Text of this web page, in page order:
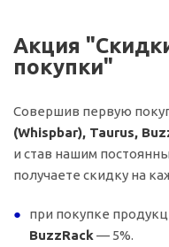
Акция
покупки"
Совершив первую
(Whispbar), Taurus,
и став нашим
получаете скидку на
при покупке
BuzzRack — 5%.